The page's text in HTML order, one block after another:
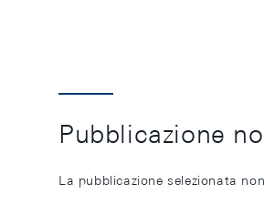
Pubblicazione
La pubblicazione selezionata